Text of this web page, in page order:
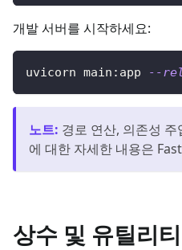
개발 서버를 시작하세요:
uvicorn main:app --
노트: 경로 연산, 의존성
에 대한 자세한 내용은
상수 및 유틸리